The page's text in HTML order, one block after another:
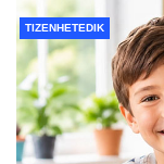
TIZENHETEDIK